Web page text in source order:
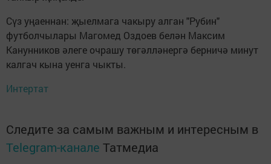
Сүз уңаеннан: җыелмага чакыру алган "Рубин"
футболчылары Магомед Оздоев белән Максим
Канунников әлеге очрашу төгәлләнергә берничә минут
калгач кына уенга чыкты.
Интертат
Следите за самым важным и интересным в
Telegram-канале Татмедиа